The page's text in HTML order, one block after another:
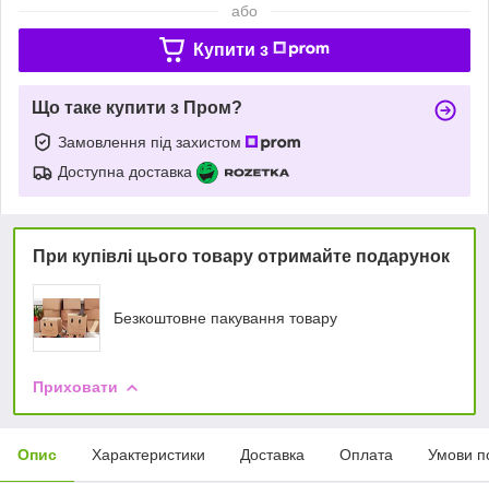
або
Купити з
Що таке купити з Пром?
Замовлення під захистом
Доступна доставка
При купівлі цього товару отримайте подарунок
Безкоштовне пакування товару
Приховати
Опис Характеристики Доставка Оплата Умови